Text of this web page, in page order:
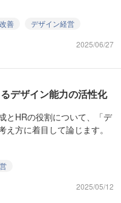
善
デザイン経営
2025/06/27
デザイン能力の活性化
とHRの役割について、「デ
方に着目して論じます。
2025/05/12